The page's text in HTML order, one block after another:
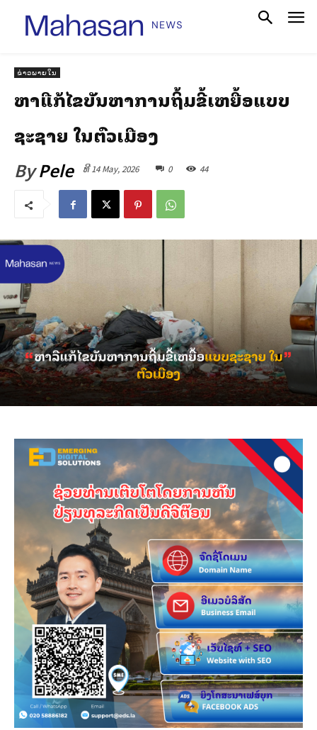
ຂ່າວພາຍໃນ
ຫາລືແກ້ໄຂບັນຫາການຖິ້ມຂີ້ເຫຍື້ອແບບ
ຊະຊາຍ ໃນຕົວເມືອງ
ByPele ທີ 14 May, 2026 0 44